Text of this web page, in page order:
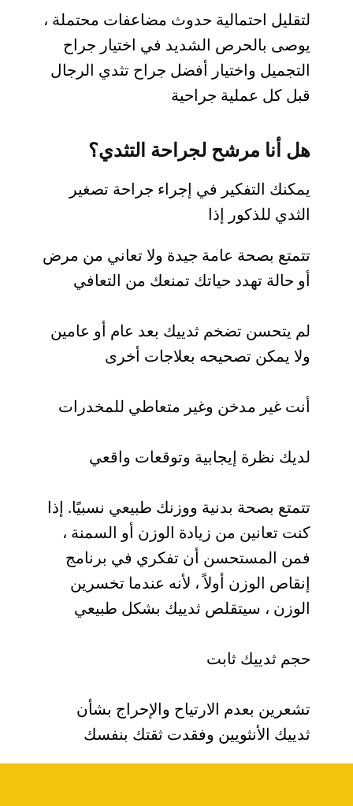
لتقليل احتمالية حدوث مضاعفات محتملة ،
يوصى بالحرص الشديد في اختيار جراح
التجميل واختيار أفضل جراح تثدي الرجال
قبل كل عملية جراحية
هل أنا مرشح لجراحة التثدي؟
يمكنك التفكير في إجراء جراحة تصغير
الثدي للذكور إذا
تتمتع بصحة عامة جيدة ولا تعاني من مرض
أو حالة تهدد حياتك تمنعك من التعافي
لم يتحسن تضخم ثدييك بعد عام أو عامين
ولا يمكن تصحيحه بعلاجات أخرى
أنت غير مدخن وغير متعاطي للمخدرات
لديك نظرة إيجابية وتوقعات واقعي
تتمتع بصحة بدنية ووزنك طبيعي نسبيًا. إذا
كنت تعانين من زيادة الوزن أو السمنة ،
فمن المستحسن أن تفكري في برنامج
إنقاص الوزن أولاً ، لأنه عندما تخسرين
الوزن ، سيتقلص ثدييك بشكل طبيعي
حجم ثدييك ثابت
تشعرين بعدم الارتياح والإحراج بشأن
ثدييك الأنثويين وفقدت ثقتك بنفسك